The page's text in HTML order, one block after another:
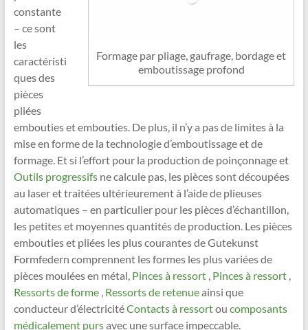
Formage par pliage, gaufrage, bordage et
emboutissage profond
constante
– ce sont
les
caractéristi
ques des
pièces
pliées
embouties et embouties. De plus, il n’y a pas de limites à la
mise en forme de la technologie d’emboutissage et de
formage. Et si l’effort pour la production de poinçonnage et
Outils progressifsne calcule pas, les pièces sont découpées
au laser et traitées ultérieurement à l’aide de plieuses
automatiques – en particulier pour les pièces d’échantillon,
les petites et moyennes quantités de production. Les pièces
embouties et pliées les plus courantes de Gutekunst
Formfedern comprennent les formes les plus variées de
pièces moulées en métal,Pinces à ressort,Pinces à ressort,
Ressorts de forme,Ressorts de retenueainsi que
conducteur d’électricitéContacts à ressortou composants
médicalement pursavec une surface impeccable.